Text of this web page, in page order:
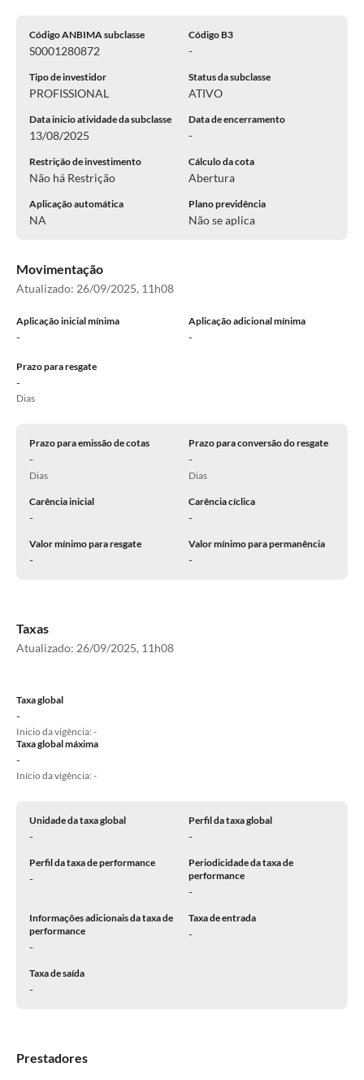
Código ANBIMA subclasse
S0001280872
Código B3
-
Tipo de investidor
PROFISSIONAL
Status da subclasse
ATIVO
Data inicio atividade da subclasse
13/08/2025
Data de encerramento
-
Restrição de investimento
Não há Restrição
Cálculo da cota
Abertura
Aplicação automática
NA
Plano previdência
Não se aplica
Movimentação
Atualizado: 26/09/2025, 11h08
Aplicação inicial mínima
-
Aplicação adicional mínima
-
Prazo para resgate
-
Dias
Prazo para emissão de cotas
-
Dias
Prazo para conversão do resgate
-
Dias
Carência inicial
-
Carência cíclica
-
Valor mínimo para resgate
-
Valor mínimo para permanência
-
Taxas
Atualizado: 26/09/2025, 11h08
Taxa global
-
Inicio da vigência: -
Taxa global máxima
-
Início da vigência: -
Unidade da taxa global
-
Perfil da taxa global
-
Perfil da taxa de performance
-
Periodicidade da taxa de
performance
-
Informações adicionais da taxa de
performance
-
Taxa de entrada
-
Taxa de saída
-
Prestadores